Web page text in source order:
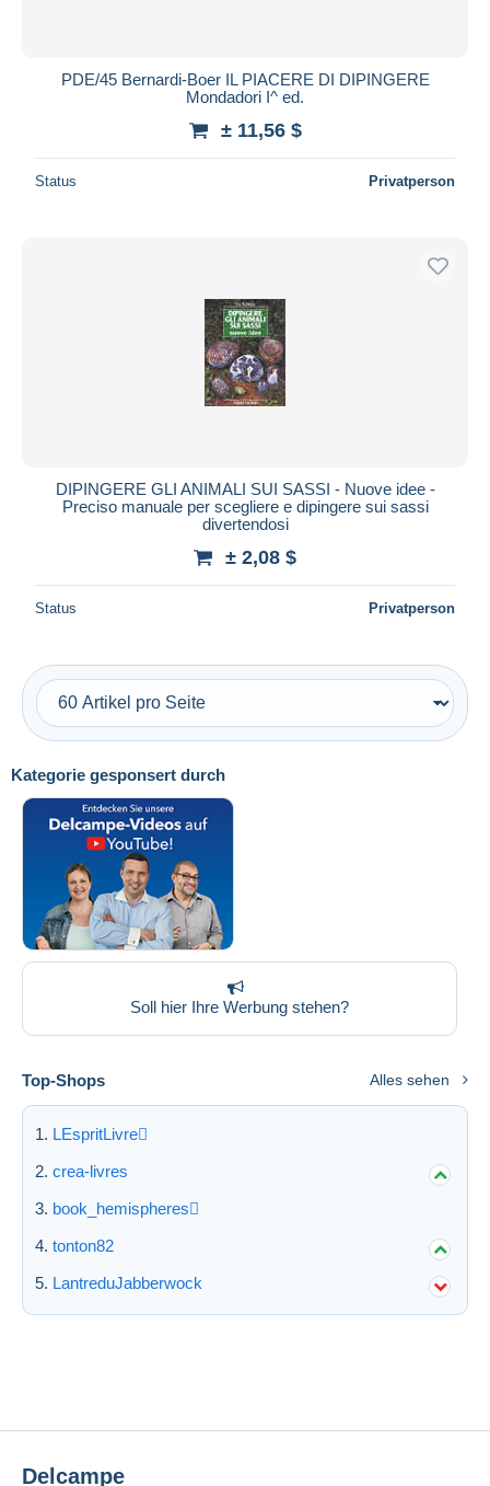
Kategorie gesponsert durch
Soll hier Ihre Werbung stehen?
Top-Shops Alles sehen
LEspritLivre
crea-livres
book_hemispheres
tonton82
LantreduJabberwock
PDE/45 Bernardi-Boer IL PIACERE DI DIPINGERE
Mondadori I^ ed.
± 11,56 $
Status Privatperson
DIPINGERE GLI ANIMALI SUI SASSI - Nuove idee -
Preciso manuale per scegliere e dipingere sui sassi
divertendosi
± 2,08 $
Status Privatperson
Delcampe